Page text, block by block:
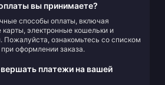
вы принимаете?
способы оплаты, включая
электронные кошельки и
Пожалуйста, ознакомьтесь со списком
оформлении заказа.
платежи на вашей